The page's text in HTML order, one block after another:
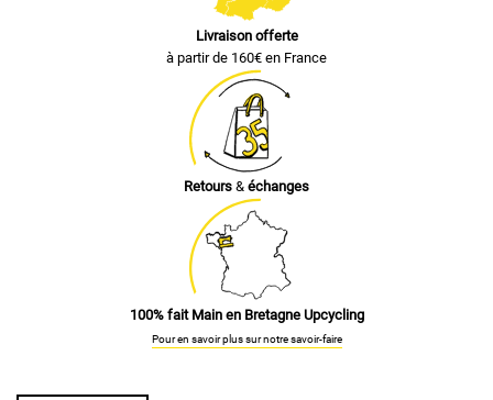
Livraison offerte
à partir de 160€ en France
Retours & échanges
100% fait Main en Bretagne Upcycling
Pour en savoir plus sur notre savoir-faire